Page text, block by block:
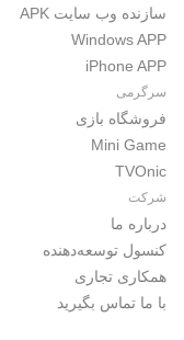
سازنده وب سایت APK
Windows APP
iPhone APP
سرگرمی
فروشگاه بازی
Mini Game
TVOnic
شرکت
درباره ما
کنسول توسعه‌دهنده
همکاری تجاری
با ما تماس بگیرید